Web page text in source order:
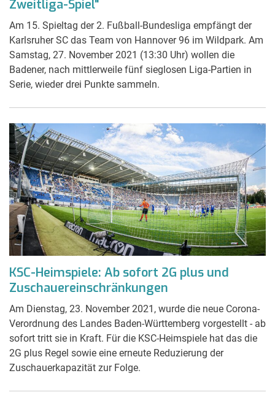
Zweitliga-Spiel"
Am 15. Spieltag der 2. Fußball-Bundesliga empfängt der
Karlsruher SC das Team von Hannover 96 im Wildpark. Am
Samstag, 27. November 2021 (13:30 Uhr) wollen die
Badener, nach mittlerweile fünf sieglosen Liga-Partien in
Serie, wieder drei Punkte sammeln.
KSC-Heimspiele: Ab sofort 2G plus und
Zuschauereinschränkungen
Am Dienstag, 23. November 2021, wurde die neue Corona-
Verordnung des Landes Baden-Württemberg vorgestellt - ab
sofort tritt sie in Kraft. Für die KSC-Heimspiele hat das die
2G plus Regel sowie eine erneute Reduzierung der
Zuschauerkapazität zur Folge.